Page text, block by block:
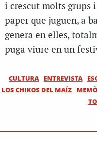
i crescut molts grups
paper que juguen, a
genera en elles,
puga viure en un
CULTURA ENTREVISTA
LOS CHIKOS DEL MAÍZ